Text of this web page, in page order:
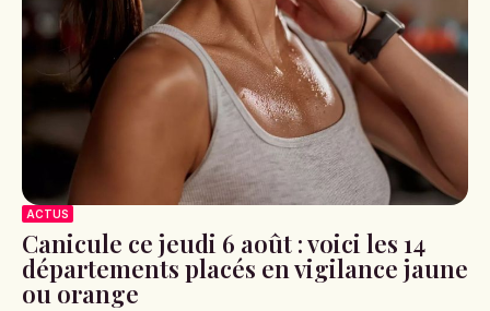
ACTUS
Canicule ce jeudi 6 août : voici les 14
départements placés en vigilance jaune
ou orange